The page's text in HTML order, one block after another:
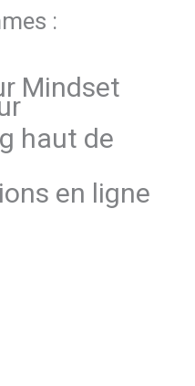
:
Mindset
haut de
en ligne